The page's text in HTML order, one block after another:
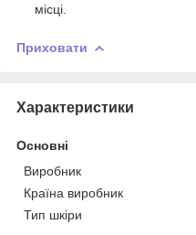
місці.
Приховати
Характеристики
Основні
Виробник
Країна виробник
Тип шкіри